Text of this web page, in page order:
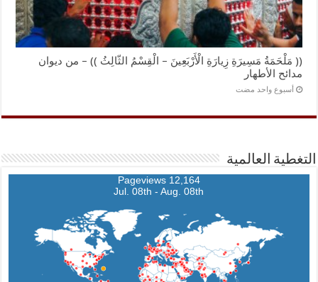
(( مَلْحَمَةُ مَسِيرَةِ زِيارَةِ الْأَرْبَعِينَ – الْقِسْمُ الثّالِثُ )) – من ديوان
مدائح الأطهار
‏أسبوع واحد مضت
التغطية العالمية
12,164 Pageviews
Jul. 08th - Aug. 08th